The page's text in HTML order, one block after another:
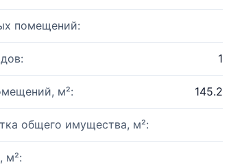
помещений:
1
м²: 145.2
общего имущества, м²:
м²: